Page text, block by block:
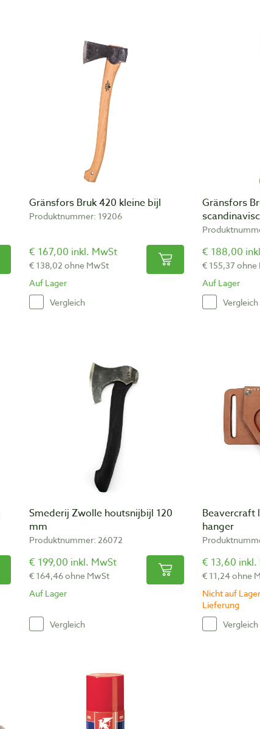
Gränsfors Bruk 420 kleine bijl
Produktnummer: 19206
€ 167,00 inkl. MwSt
€ 138,02 ohne MwSt
Auf Lager
Vergleich
Gränsfors
€ 188,00
€ 155,37 ohne
Auf Lager
Vergleich
Smederij Zwolle houtsnijbijl 120
mm
Produktnummer: 26072
€ 199,00 inkl. MwSt
€ 164,46 ohne MwSt
Auf Lager
Vergleich
Beavercraft
hanger
€ 13,60 inkl.
€ 11,24 ohne
Nicht auf
Lieferung
Vergleich